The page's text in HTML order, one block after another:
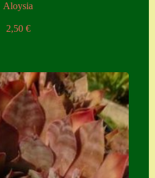
Aloysia
2,50 €